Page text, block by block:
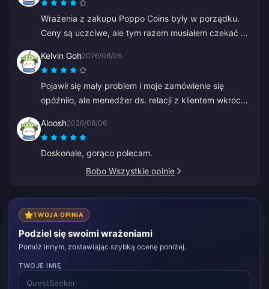
Wrażenia z zakupu Poppo Coins były w porządku.
Ceny są uczciwe, ale tym razem musiałem czekać na
zły wybór, po prostu nie jest idealny.
Kelvin Goh2026/08/05
Pojawił się mały problem i moje zamówienie się
opóźniło, ale menedżer ds. relacji z klientem wkroczył
obietnicy o rekompensacie. Satysfakcjonujący
rezultat, doceniam starania. Dzięki!
Aloosh2026/08/06
Doskonale, gorąco polecam.
Bobo Wszystkie opinie
TWOJA OPINIA
Podziel się swoimi wrażeniami
Pomóż innym, zostawiając szybką ocenę poniżej.
TWOJE IMIĘ